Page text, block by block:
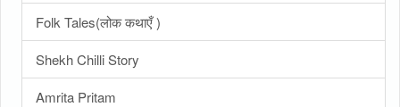
Folk Tales(लोक कथाएँ )
Shekh Chilli Story
Amrita Pritam